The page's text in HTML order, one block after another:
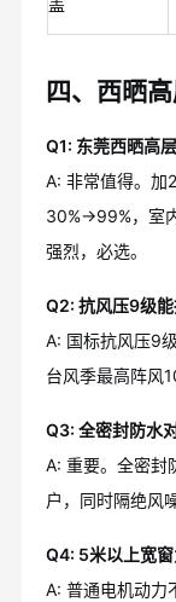
盖
四、西晒
Q1: 东莞西晒高
A: 非常值得。
30%→99%，室
强烈，必选。
Q2: 抗风压9级能
A: 国标抗风压9
台风季最高阵风
Q3: 全密封防水
A: 重要。全密封
户，同时隔绝风
Q4: 5米以上宽窗
A: 普通电机动力